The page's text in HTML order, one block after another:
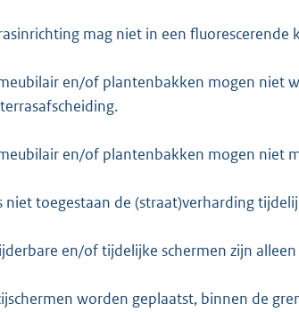
mag niet in een fluorescerende
en/of plantenbakken mogen niet
en/of plantenbakken mogen niet
niet toegestaan de (straat)verharding
en/of tijdelijke schermen zijn
worden geplaatst, binnen de